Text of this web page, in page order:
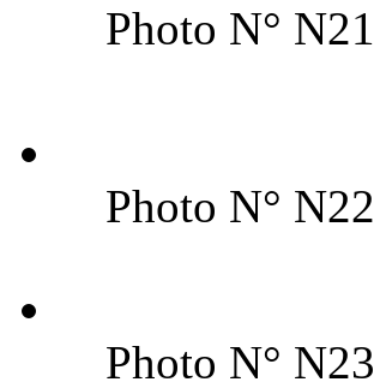
Photo N° N21
Photo N° N22
Photo N° N23